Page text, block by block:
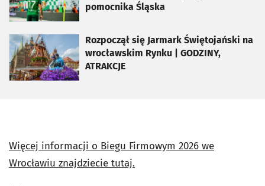
pomocnika Śląska
Rozpoczął się Jarmark Świętojański na
wrocławskim Rynku | GODZINY,
ATRAKCJE
otworzy się w nowej karcie
Więcej informacji o Biegu Firmowym 2026 we
Wrocławiu znajdziecie tutaj.